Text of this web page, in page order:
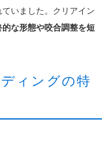
いました。クリアイン
的な形態や咬合調整を短
ィングの特